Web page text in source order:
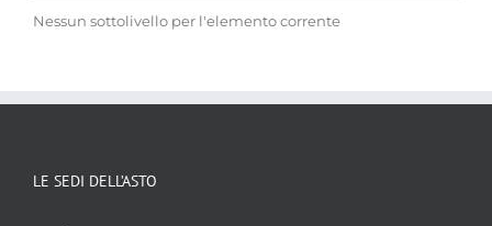
Nessun sottolivello per l'elemento corrente
LE SEDI DELL’ASTO